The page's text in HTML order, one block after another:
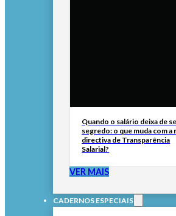
Quando o salário deixa de
segredo: o que muda com a
directiva de Transparência
Salarial?
VER MAIS
CADERNOS ESPECIAIS